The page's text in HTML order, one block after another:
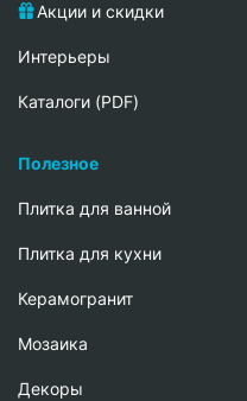
Акции и скидки
Интерьеры
Каталоги (PDF)
Полезное
Плитка для ванной
Плитка для кухни
Керамогранит
Мозаика
Декоры